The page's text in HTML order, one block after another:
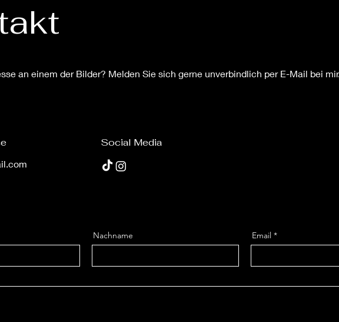
an einem der Bilder? Melden Sie sich gerne unverbindlich per E-Mail bei
Social Media
Nachname Email